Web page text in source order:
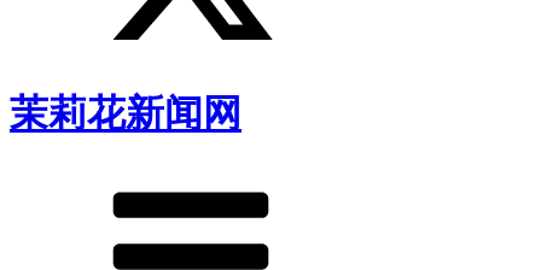
茉莉花新闻网